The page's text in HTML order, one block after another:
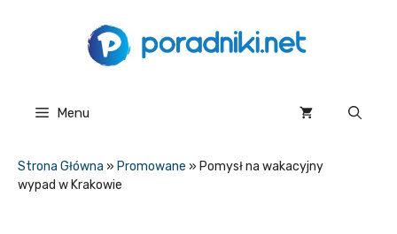
Menu
Strona Główna » Promowane » Pomysł na wakacyjny
wypad w Krakowie